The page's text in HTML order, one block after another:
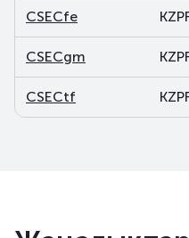
CSECfe
CSECgm
CSECtf